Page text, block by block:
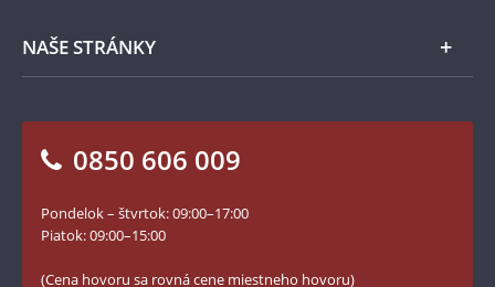
100. výročie vzniku Česko-Slovenska
Numizmatické novinky
Napíšte nám
NAŠE STRÁNKY
Blog Pokladnica mincí
Facebook Národnej Pokladnice
YouTube Národnej Pokladnice
0850 606 009
Pondelok – štvrtok: 09:00–17:00
Piatok: 09:00–15:00
(Cena hovoru sa rovná cene miestneho hovoru)